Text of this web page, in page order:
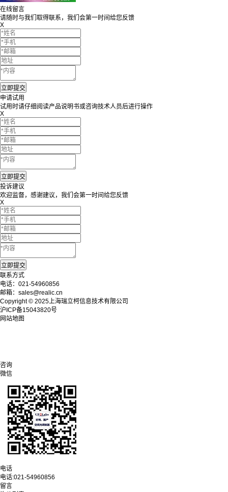
在线留言
请随时与我们取得联系，我们会第一时间给您反馈
X
申请试用
试用时请仔细阅读产品说明书或咨询技术人员后进行操作
X
投诉建议
欢迎监督，感谢建议，我们会第一时间给您反馈
X
联系方式
电话：021-54960856
邮箱：sales@realic.cn
Copyright © 2025上海瑞立柯信息技术有限公司
沪ICP备15043820号
网站地图
咨询
微信
电话
电话:021-54960856
留言